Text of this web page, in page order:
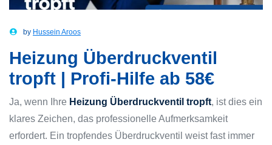
by Hussein Aroos
Heizung Überdruckventil
tropft | Profi-Hilfe ab 58€
Ja, wenn Ihre Heizung Überdruckventil tropft, ist dies ein
klares Zeichen, das professionelle Aufmerksamkeit
erfordert. Ein tropfendes Überdruckventil weist fast immer